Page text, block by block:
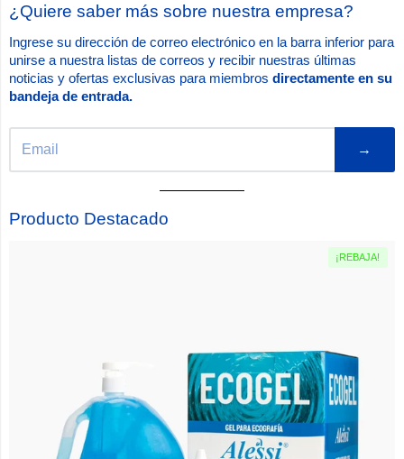
separator
¿Quiere saber más sobre nuestra empresa?
Ingrese su dirección de correo electrónico en la barra inferior para
unirse a nuestra listas de correos y recibir nuestras últimas
noticias y ofertas exclusivas para miembros directamente en su
bandeja de entrada.
→
separator
Producto Destacado
¡REBAJA!